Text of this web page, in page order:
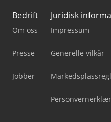
Bedrift
Om oss
Presse
Jobber
Juridisk
Impressum
Generelle vilkår